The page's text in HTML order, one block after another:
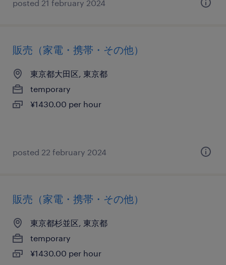
posted 21 february 2024
販売（家電・携帯・その他）
東京都大田区, 東京都
temporary
¥1430.00 per hour
posted 22 february 2024
販売（家電・携帯・その他）
東京都杉並区, 東京都
temporary
¥1430.00 per hour